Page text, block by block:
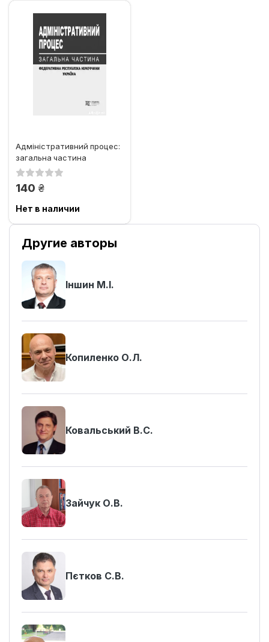
Адміністративний процес:
загальна частина
(Федеративна Республіка...
140 грн.
Нет в наличии
Другие авторы
Іншин М.І.
Копиленко О.Л.
Ковальський В.С.
Зайчук О.В.
Пєтков С.В.